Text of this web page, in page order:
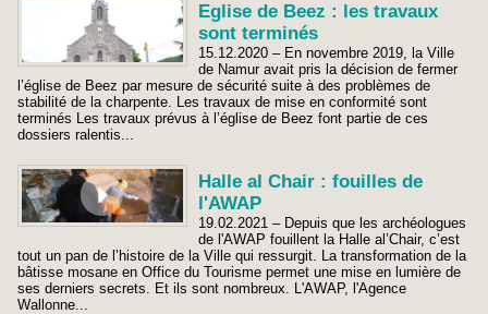
Eglise de Beez : les travaux
sont terminés
15.12.2020 – En novembre 2019, la Ville
de Namur avait pris la décision de fermer
l’église de Beez par mesure de sécurité suite à des problèmes de
stabilité de la charpente. Les travaux de mise en conformité sont
terminés Les travaux prévus à l’église de Beez font partie de ces
dossiers ralentis...
Halle al Chair : fouilles de
l'AWAP
19.02.2021 – Depuis que les archéologues
de l'AWAP fouillent la Halle al’Chair, c’est
tout un pan de l’histoire de la Ville qui ressurgit. La transformation de la
bâtisse mosane en Office du Tourisme permet une mise en lumière de
ses derniers secrets. Et ils sont nombreux. L'AWAP, l'Agence
Wallonne...